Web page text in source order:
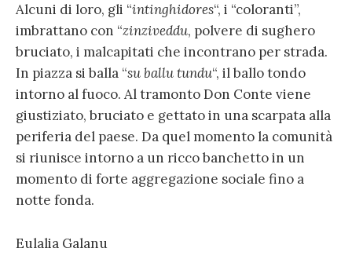
Alcuni di loro, gli “intinghidores“, i “coloranti”,
imbrattano con “zinziveddu, polvere di sughero
bruciato, i malcapitati che incontrano per strada.
In piazza si balla “su ballu tundu“, il ballo tondo
intorno al fuoco. Al tramonto Don Conte viene
giustiziato, bruciato e gettato in una scarpata alla
periferia del paese. Da quel momento la comunità
si riunisce intorno a un ricco banchetto in un
momento di forte aggregazione sociale fino a
notte fonda.
Eulalia Galanu